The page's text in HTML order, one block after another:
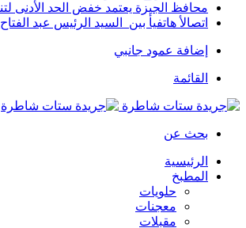
محافظ الجيزة يعتمد خفض الحد الأدنى لتنسيق
اتصالأ هاتفيأ بين السيد الرئيس عبد
إضافة عمود جانبي
القائمة
بحث عن
الرئيسية
المطبخ
حلويات
معجنات
مقبلات